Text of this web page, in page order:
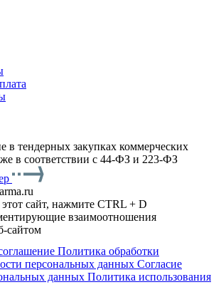
в тендерных закупках коммерческих
в соответствии с 44-ФЗ и 223-ФЗ
сайт, нажмите CTRL + D
взаимоотношения
сайтом
Политика обработки
персональных данных Согласие
данных Политика использования